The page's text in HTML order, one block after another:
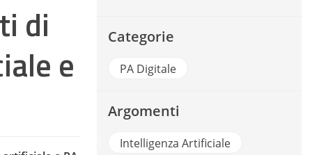
di
e
Categorie
PA Digitale
Argomenti
artificial intelligence Intelligenza